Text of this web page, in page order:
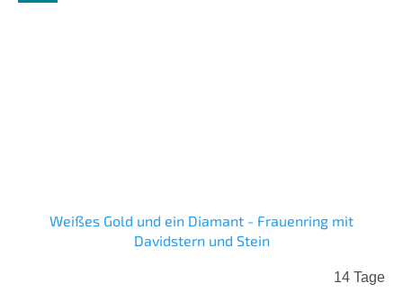
Weißes Gold und ein Diamant - Frauenring mit
Davidstern und Stein
14 Tage